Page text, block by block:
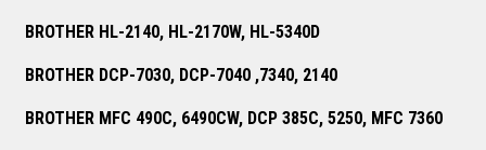
BROTHER HL-2140, HL-2170W, HL-5340D
BROTHER DCP-7030, DCP-7040 ,7340, 2140
BROTHER MFC 490C, 6490CW, DCP 385C, 5250, MFC 7360